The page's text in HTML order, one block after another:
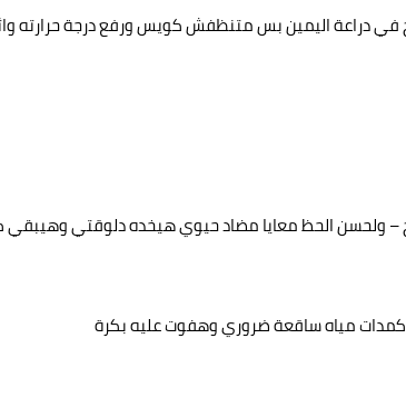
دراعة اليمين بس متنظفش كويس ورفع درجة حرارته
– ولحسن الحظ معايا مضاد حيوي هيخده دلوقتي
مياه ساقعة ضروري وهفوت عليه بكرة